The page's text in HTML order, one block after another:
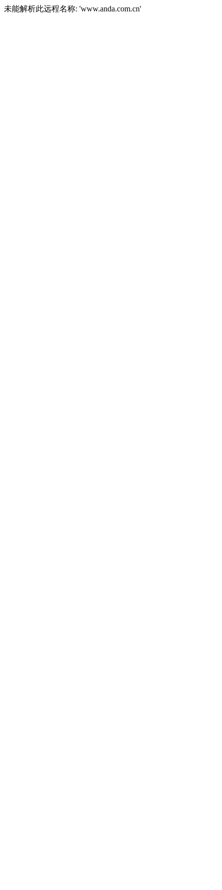
未能解析此远程名称: 'www.anda.com.cn'